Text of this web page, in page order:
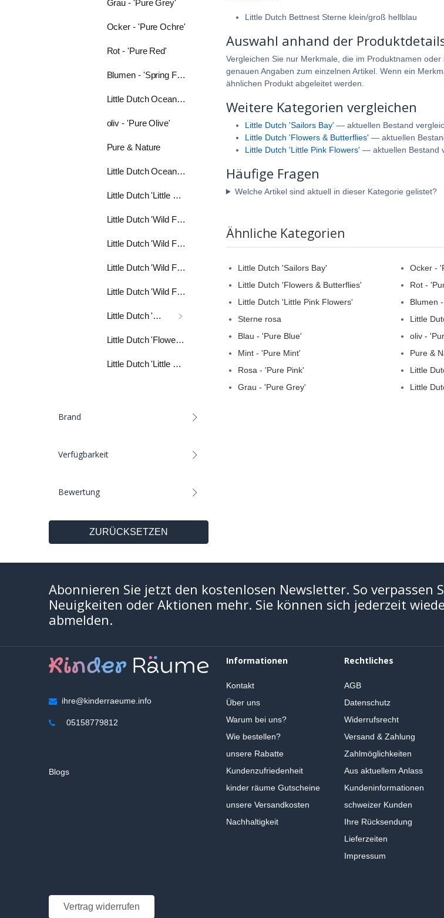
Grau - 'Pure Grey'
Ocker - 'Pure Ochre'
Rot - 'Pure Red'
Blumen - 'Spring Flowers'
Little Dutch Ocean blau
oliv - 'Pure Olive'
Pure & Nature
Little Dutch Ocean weiss
Little Dutch 'Little Goose'
Little Dutch 'Wild Flowers' oliv
Little Dutch 'Wild Flowers' ocker
Little Dutch 'Wild Flowers' rost
Little Dutch 'Wild Flowers' rosa
Little Dutch 'Sailors Bay'
Little Dutch 'Flowers & Butterflies'
Little Dutch 'Little Pink Flowers'
Brand
Verfügbarkeit
Bewertung
ZURÜCKSETZEN
Little Dutch Bettnest Sterne klein/groß hellblau
Auswahl anhand der
Vergleichen Sie nur Merkmale, die im Produktnamen
genauen Angaben zum einzelnen Artikel. Wenn ein
ähnlichen Produkt abgeleitet werden.
Weitere Kategorien vergleichen
Little Dutch 'Sailors Bay' — aktuellen Bestand
Little Dutch 'Flowers & Butterflies' — aktuellen
Little Dutch 'Little Pink Flowers' — aktuellen Bestand
Häufige Fragen
Welche Artikel sind aktuell in dieser Kategorie gelistet?
Ähnliche Kategorien
Little Dutch 'Sailors Bay'
Little Dutch 'Flowers & Butterflies'
Little Dutch 'Little Pink Flowers'
Sterne rosa
Blau - 'Pure Blue'
Mint - 'Pure Mint'
Rosa - 'Pure Pink'
Grau - 'Pure Grey'
Ocker -
Rot -
Blumen
Little
oliv -
Pure &
Little
Little
Abonnieren Sie jetzt den kostenlosen Newsletter. So verpassen
Neuigkeiten oder Aktionen mehr. Sie können sich jederzeit
abmelden.
ihre@kinderraeume.info
05158779812
Blogs
Informationen
Kontakt
Über uns
Warum bei uns?
Wie bestellen?
unsere Rabatte
Kundenzufriedenheit
kinder räume Gutscheine
unsere Versandkosten
Nachhaltigkeit
Rechtliches
AGB
Datenschutz
Widerrufsrecht
Versand & Zahlung
Zahlmöglichkeiten
Aus aktuellem Anlass
Kundeninformationen
schweizer Kunden
Ihre Rücksendung
Lieferzeiten
Impressum
Vertrag widerrufen